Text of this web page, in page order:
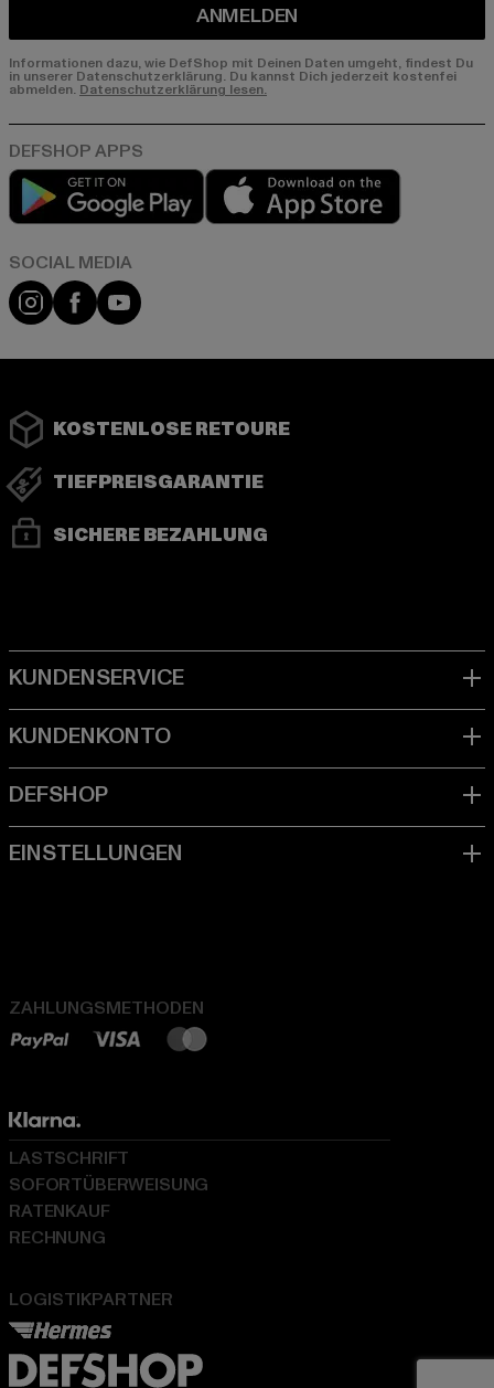
ANMELDEN
Informationen dazu, wie DefShop mit Deinen Daten umgeht, findest Du
in unserer Datenschutzerklärung. Du kannst Dich jederzeit kostenfei
abmelden. Datenschutzerklärung lesen.
Play market
Instagram
FacebookYouTube
KOSTENLOSE RETOURE
TIEFPREISGARANTIE
SICHERE BEZAHLUNG
ZAHLUNGSMETHODEN
LOGISTIKPARTNER
LASTSCHRIFT
SOFORTÜBERWEISUNG
RATENKAUF
RECHNUNG